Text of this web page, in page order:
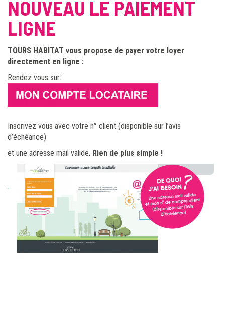
NOUVEAU LE PAIEMENT
LIGNE
TOURS HABITAT vous propose de payer votre loyer
directement en ligne :
Rendez vous sur:
Inscrivez vous avec votre n° client (disponible sur l’avis
d’échéance)
et une adresse mail valide. Rien de plus simple !